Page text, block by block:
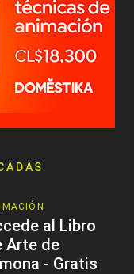
al Libro
Arte de
- Gratis